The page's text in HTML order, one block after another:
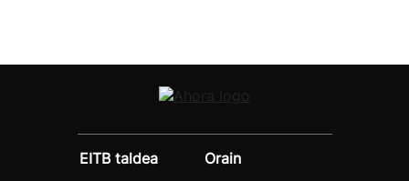
EITB taldea
Orain